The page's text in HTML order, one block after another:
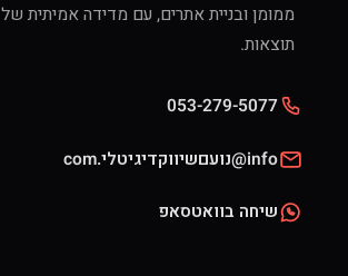
ממומן ובניית אתרים, עם מדידה אמיתית של
תוצאות.
053-279-5077
info@נועםשיווקדיגיטלי.com
שיחה בוואטסאפ